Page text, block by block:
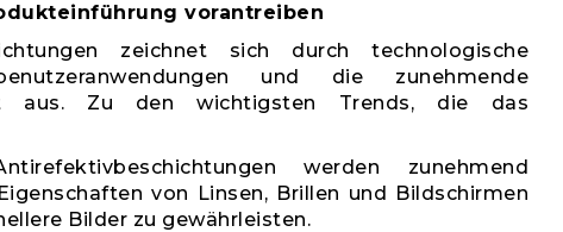
vorantreiben
zeichnet sich durch technologische
und die zunehmende
aus. Zu den wichtigsten Trends, die das
werden zunehmend
von Linsen, Brillen und Bildschirmen
Bilder zu gewährleisten.